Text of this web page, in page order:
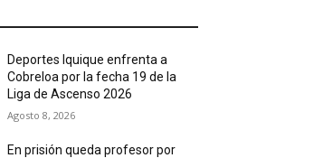
Deportes Iquique enfrenta a
Cobreloa por la fecha 19 de la
Liga de Ascenso 2026
Agosto 8, 2026
En prisión queda profesor por